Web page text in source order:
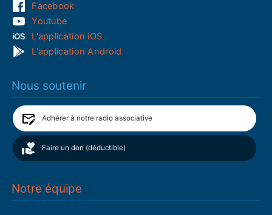
Facebook
Youtube
L'application iOS
L'application Android
Nous soutenir
Adhérer à notre radio associative
Faire un don (déductible)
Notre équipe